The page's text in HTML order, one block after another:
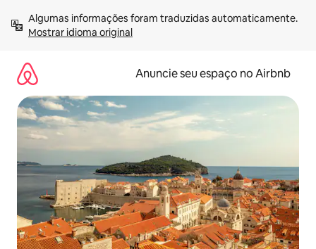
para
Mostrar idioma original
Anuncie seu espaço no Airbnb